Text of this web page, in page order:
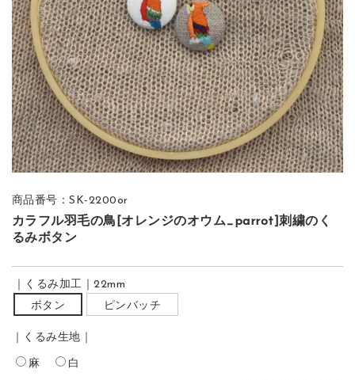
商品番号：SK-2200or
カラフル羽毛の鳥[オレンジのオウム_parrot]刺繍のく
るみボタン
｜くるみ加工｜22mm
ボタン
ピンバッチ
｜くるみ生地｜
麻
白